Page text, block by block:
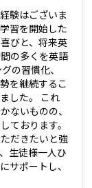
験はございま
習を開始した
びと、将来英
の多くを英語
の習慣化、
を継続するこ
した。 これ
ないものの、
ております。
だきたいと強
生徒様一人ひ
サポートし、